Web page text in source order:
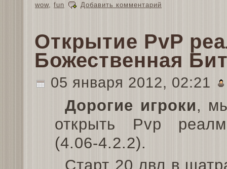
wow, fun Добавить комментарий
Открытие PvP
Божественная
05 января 2012, 02:21
Дорогие игроки,
открыть Pvp
(4.06-4.2.2).
Старт 20 лвл в